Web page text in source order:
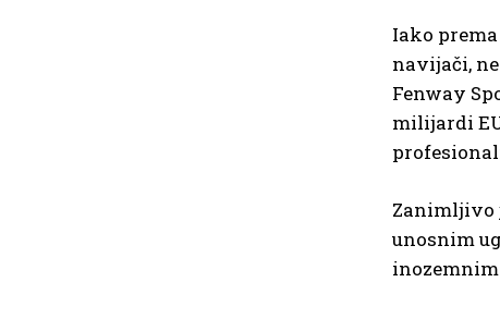
Iako
navijači,
Fenway
milijardi
Zanimljivo
unosnim
inozemnim